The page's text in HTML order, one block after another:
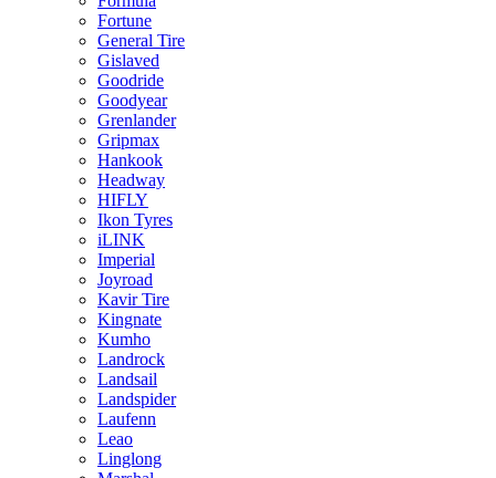
Fortune
General Tire
Gislaved
Goodride
Goodyear
Grenlander
Gripmax
Hankook
Headway
HIFLY
Ikon Tyres
iLINK
Imperial
Joyroad
Kavir Tire
Kingnate
Kumho
Landrock
Landsail
Landspider
Laufenn
Leao
Linglong